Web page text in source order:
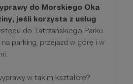
do Morskiego Oka
jeśli korzysta z usług
do Tatrzańskiego Parku
parking, przejazd w górę i w
w takim kształcie?